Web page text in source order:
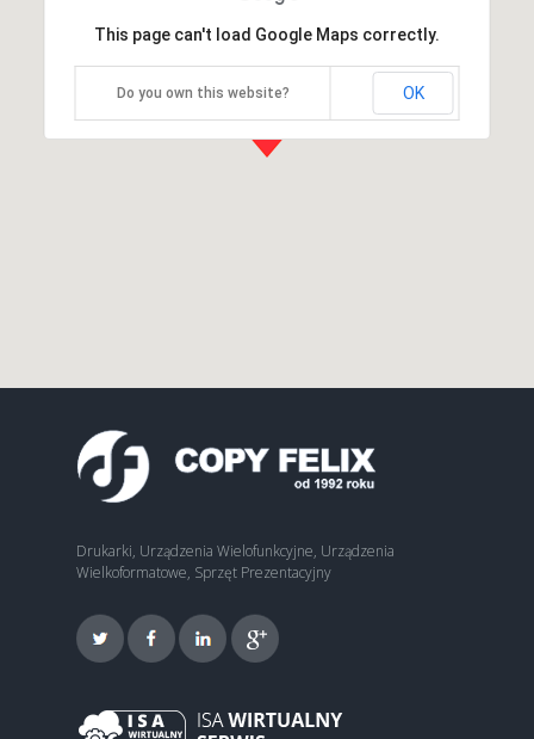
This page can't load Google Maps correctly.
Do you own this website? OK
Drukarki, Urządzenia Wielofunkcyjne, Urządzenia
Wielkoformatowe, Sprzęt Prezentacyjny